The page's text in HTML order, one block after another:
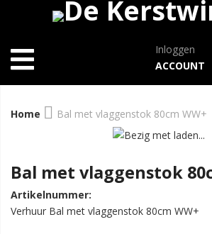
Inloggen
ACCOUNT
Home Bal met vlaggenstok 80cm WW+
Bal met vlaggenstok
Artikelnummer:
Verhuur Bal met vlaggenstok 80cm WW+